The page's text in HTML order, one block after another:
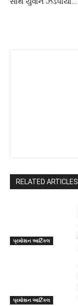
RELATED ARTICLES
પ્રમોશન આર્ટિકલ
પ્રમોશન આર્ટિકલ